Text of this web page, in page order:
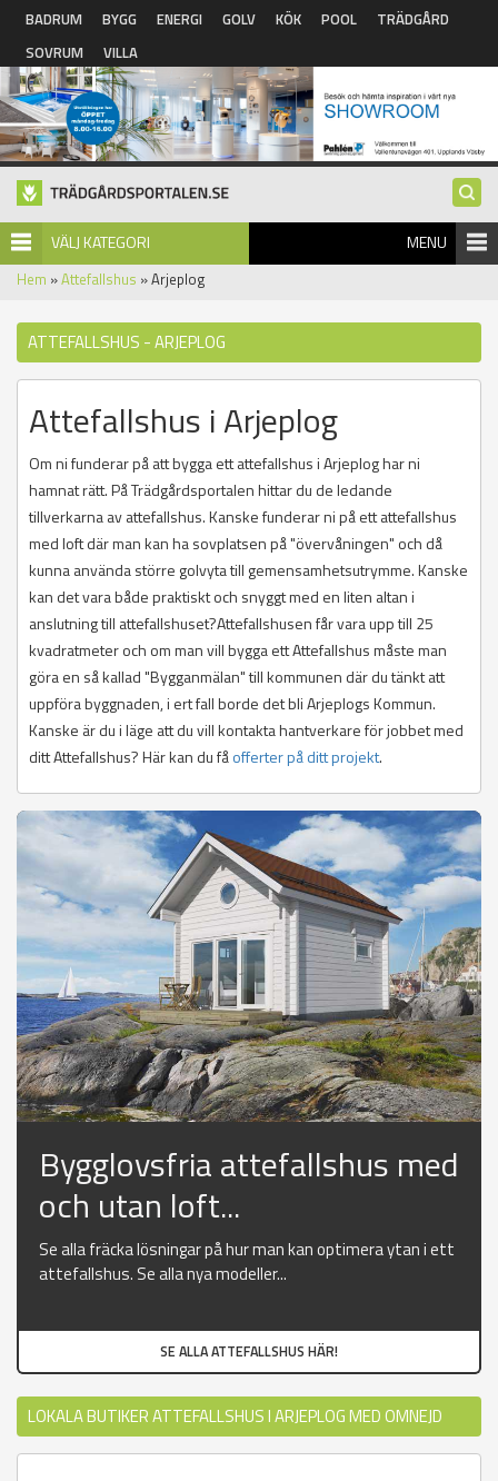
Hoppa till huvudinnehåll
BADRUM BYGG ENERGI GOLV KÖK POOL
TRÄDGÅRD
SOVRUM
VILLA
VÄLJ KATEGORI MENU
Hem »Attefallshus » Arjeplog
ATTEFALLSHUS - ARJEPLOG
Attefallshus i Arjeplog
Om ni funderar på att bygga ett attefallshus i Arjeplog har ni
hamnat rätt. På Trädgårdsportalen hittar du de ledande
tillverkarna av attefallshus. Kanske funderar ni på ett attefallshus
med loft där man kan ha sovplatsen på "övervåningen" och då
kunna använda större golvyta till gemensamhetsutrymme. Kanske
kan det vara både praktiskt och snyggt med en liten altan i
anslutning till attefallshuset?Attefallshusen får vara upp till 25
kvadratmeter och om man vill bygga ett Attefallshus måste man
göra en så kallad "Bygganmälan" till kommunen där du tänkt att
uppföra byggnaden, i ert fall borde det bli Arjeplogs Kommun.
Kanske är du i läge att du vill kontakta hantverkare för jobbet med
ditt Attefallshus? Här kan du fåofferter på ditt projekt.
Bygglovsfria attefallshus med
och utan loft...
Se alla fräcka lösningar på hur man kan optimera ytan i ett
attefallshus. Se alla nya modeller...
SE ALLA ATTEFALLSHUS HÄR!
LOKALA BUTIKER ATTEFALLSHUS I ARJEPLOG MED OMNEJD